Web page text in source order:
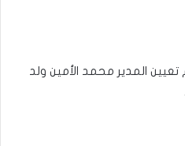
تم تعيين المدير محمد الأمين ولد